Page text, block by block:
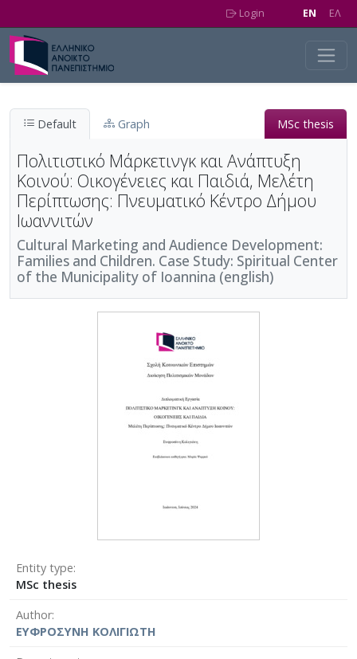
Login EN EΛ
Default Graph MSc thesis
Πολιτιστικό Μάρκετινγκ και Ανάπτυξη
Κοινού: Οικογένειες και Παιδιά, Μελέτη
Περίπτωσης: Πνευματικό Κέντρο Δήμου
Ιωαννιτών
Cultural Marketing and Audience Development:
Families and Children. Case Study: Spiritual Center
of the Municipality of Ioannina (english)
Entity type
MSc thesis
Author
ΕΥΦΡΟΣΥΝΗ ΚΟΛΙΓΙΩΤΗ